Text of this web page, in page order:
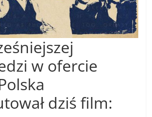
w ofercie
dziś film: